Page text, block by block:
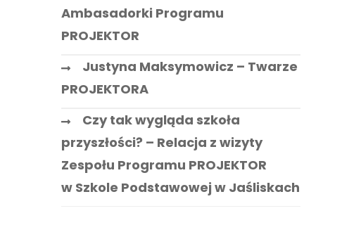
Ambasadorki Programu
PROJEKTOR
Justyna Maksymowicz – Twarze
PROJEKTORA
Czy tak wygląda szkoła
przyszłości? – Relacja z wizyty
Zespołu Programu PROJEKTOR
w Szkole Podstawowej w Jaśliskach